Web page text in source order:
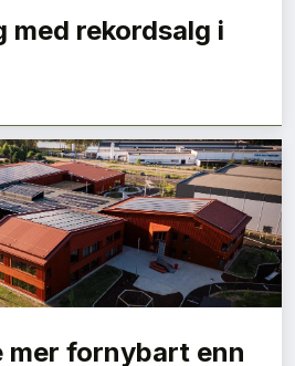
med rekordsalg i
mer fornybart enn